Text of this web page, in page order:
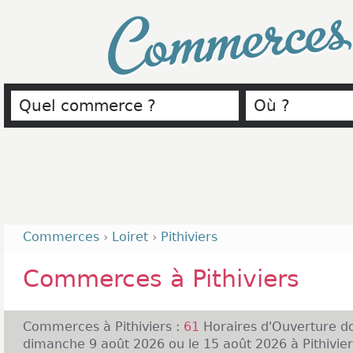
Commerces › Loiret › Pithiviers
Commerces à Pithiviers
Commerces à Pithiviers : 61 Horaires d'Ouverture
dimanche 9 août 2026 ou le 15 août 2026 à